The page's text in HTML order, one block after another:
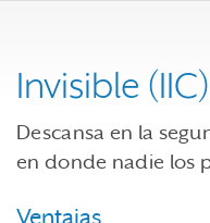
Invisible (IIC)
Descansa en la
en donde nadie los
Ventajas